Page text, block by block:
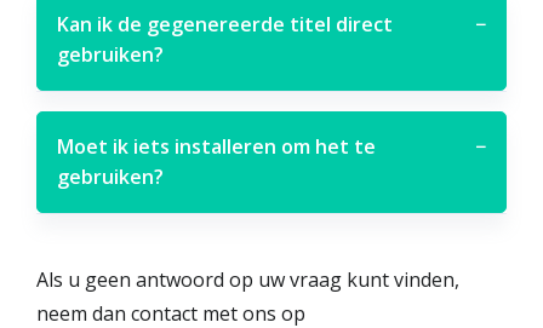
Kan ik de gegenereerde titel direct
gebruiken?
−
Moet ik iets installeren om het te
gebruiken?
−
Als u geen antwoord op uw vraag kunt vinden,
neem dan contact met ons op